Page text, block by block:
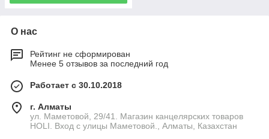
О нас
Рейтинг не сформирован
Менее 5 отзывов за последний год
Работает с 30.10.2018
г. Алматы
ул. Маметовой, 29/41. Магазин канцелярских товаров
HOLI. Вход с улицы Маметовой., Алматы, Казахстан